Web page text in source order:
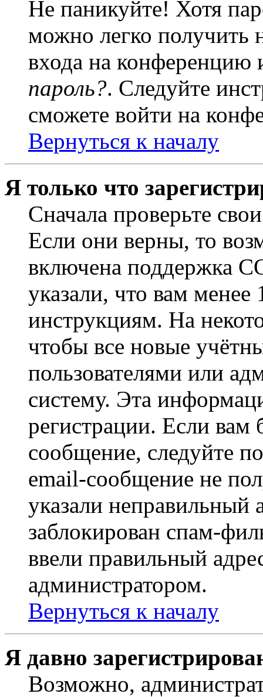
Не паникуйте! Хотя
можно легко получить
входа на
пароль?. Следуйте
сможете войти на
Вернуться к началу
Я только что
Сначала проверьте
Если они верны, то
включена поддержка
указали, что вам
инструкциям. На
чтобы все новые
пользователями или
систему. Эта
регистрации. Если
сообщение, следуйте
email-сообщение не
указали неправильный
заблокирован спам-
ввели правильный
администратором.
Вернуться к началу
Я давно
Возможно,